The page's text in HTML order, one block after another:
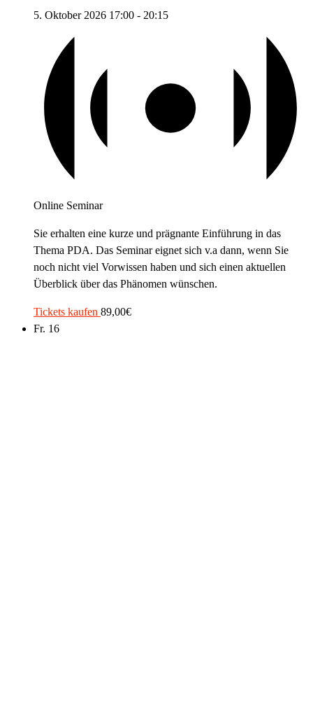
5. Oktober 2026 17:00 - 20:15
Online Seminar
Sie erhalten eine kurze und prägnante Einführung in das
Thema PDA. Das Seminar eignet sich v.a dann, wenn Sie
noch nicht viel Vorwissen haben und sich einen aktuellen
Überblick über das Phänomen wünschen.
Tickets kaufen 89,00€
Fr. 16